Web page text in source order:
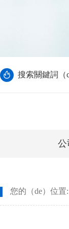
搜索關鍵詞（
公
您的（de）位置: